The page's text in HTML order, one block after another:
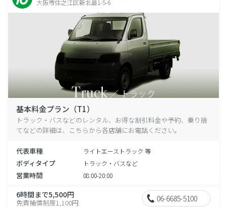
大阪市住之江区新北島1-5-6
基本料金プラン（T1）
トラック・バスなどのレンタル、お得な割引料金や予約、乗り捨
てなどの詳細は、こちらから各店舗にお電話ください。
代表車種 ライトエーストラック 等
ボディタイプ トラック・バスなど
営業時間 08:00-20:00
6時間まで5,500円
免責補償制度1,100円 06-6685-5100